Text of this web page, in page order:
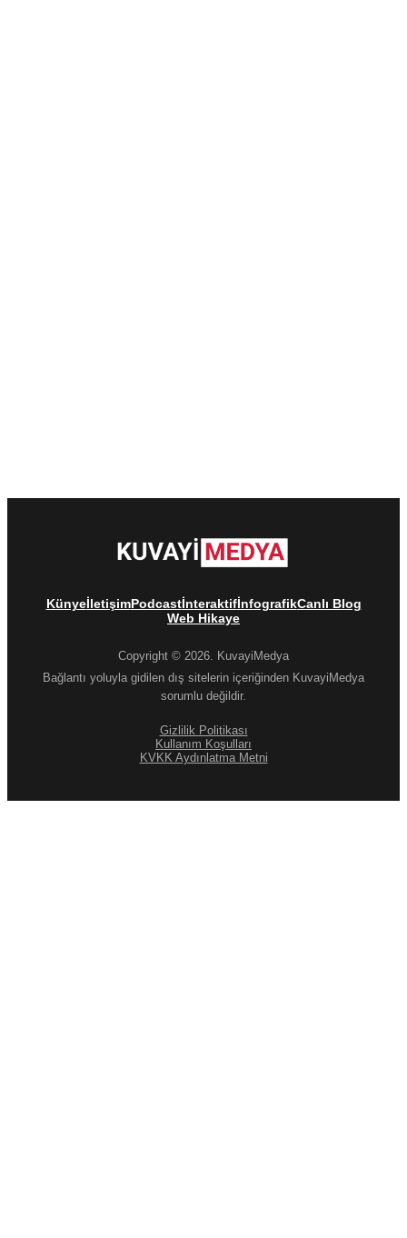
KünyeİletişimPodcastİnteraktifİnfografikCanlı Blog
Web Hikaye
Copyright © 2026. KuvayiMedya
Bağlantı yoluyla gidilen dış sitelerin içeriğinden KuvayiMedya
sorumlu değildir.
Gizlilik Politikası
Kullanım Koşulları
KVKK Aydınlatma Metni